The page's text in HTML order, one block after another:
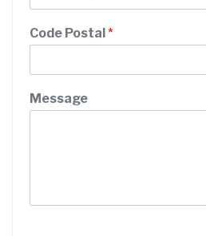
Code Postal*
E
m
l
Message